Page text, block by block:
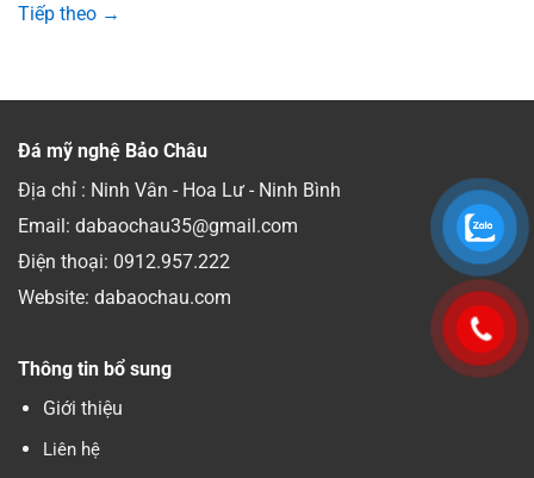
Tiếp theo →
Đá mỹ nghệ Bảo Châu
Địa chỉ : Ninh Vân - Hoa Lư - Ninh Bình
Email: dabaochau35@gmail.com
Điện thoại: 0912.957.222
Website: dabaochau.com
Thông tin bổ sung
Giới thiệu
Liên hệ